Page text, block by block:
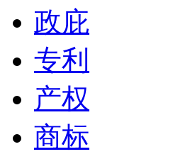
政庇
专利
产权
商标